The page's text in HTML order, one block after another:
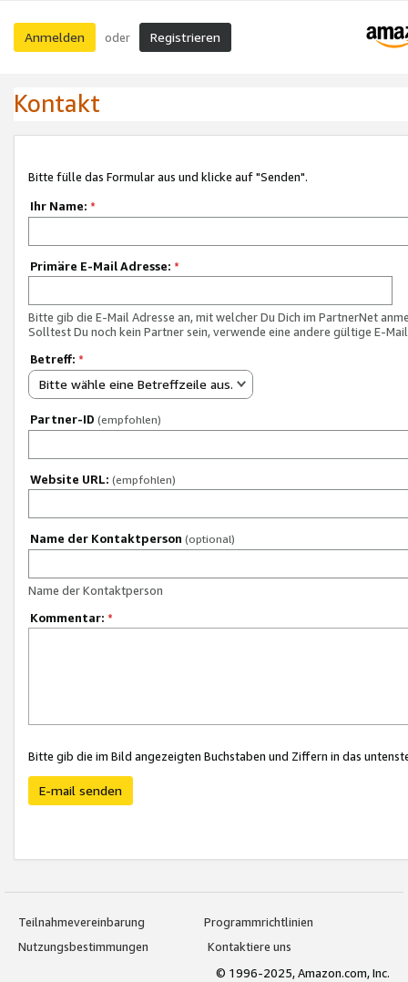
Anmelden oder Registrieren
Kontakt
Bitte fülle das Formular aus und klicke auf "Senden".
Ihr Name: *
Primäre E-Mail Adresse: *
Bitte gib die E-Mail Adresse an, mit welcher Du Dich im PartnerNet
Solltest Du noch kein Partner sein, verwende eine andere gültige E-
Betreff: *
Bitte wähle eine Betreffzeile aus.
Partner-ID (empfohlen)
Website URL: (empfohlen)
Name der Kontaktperson (optional)
Name der Kontaktperson
Kommentar: *
Bitte gib die im Bild angezeigten Buchstaben und Ziffern in das
E-mail senden
Teilnahmevereinbarung
Programmrichtlinien
Nutzungsbestimmungen
Kontaktiere uns
© 1996-2025, Amazon.com, Inc.